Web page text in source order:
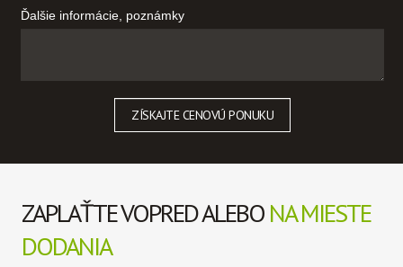
Ďalšie informácie, poznámky
ZÍSKAJTE CENOVÚ PONUKU
ZAPLAŤTE VOPRED ALEBONA MIESTE
DODANIA